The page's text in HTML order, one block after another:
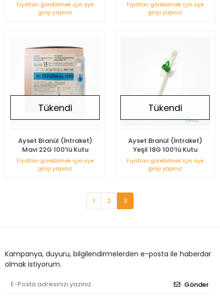
Fiyatları görebilmek için üye
girişi yapınız
Fiyatları görebilmek için üye
girişi yapınız
Tükendi
Ayset Branül (İntraket)
Mavi 22G 100’lü Kutu
Fiyatları görebilmek için üye
girişi yapınız
Tükendi
Ayset Branül (İntraket)
Yeşil 18G 100’lü Kutu
Fiyatları görebilmek için üye
girişi yapınız
1 2 3
Kampanya, duyuru, bilgilendirmelerden e-posta ile haberdar
olmak istiyorum.
Gönder